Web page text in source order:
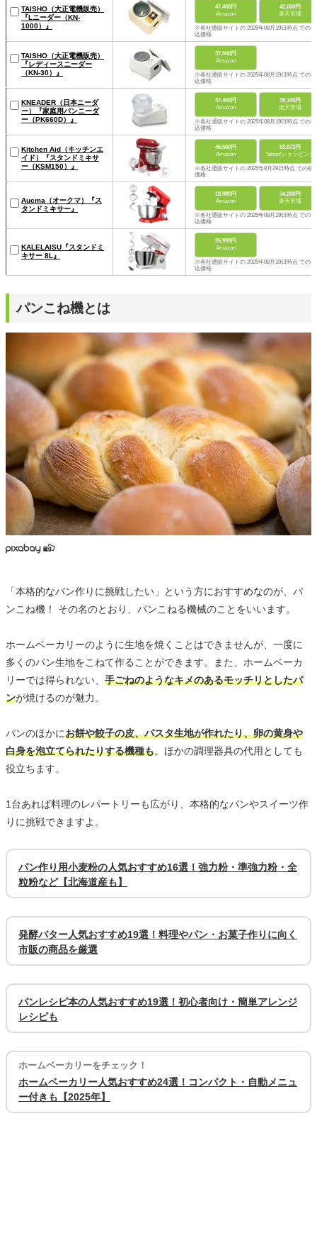
TAISHO（大正電機販売）
『Lニーダー（KN-
1000）』
47,400円
Amazon
42,600円
楽天市場
※各社通販サイトの 2025年08月19日時点 での税
込価格
TAISHO（大正電機販売）
『レディースニーダー
（KN-30）』
37,000円
Amazon
※各社通販サイトの 2025年08月19日時点 での税
込価格
KNEADER（日本ニーダ
ー）『家庭用パンニーダ
ー（PK660D）』
37,400円
Amazon
39,100円
楽天市場
※各社通販サイトの 2025年08月19日時点 での税
込価格
Kitchen Aid（キッチンエ
イド）『スタンドミキサ
ー（KSM150）』
46,500円
Amazon
53,873円
Yahoo!ショッピング
※各社通販サイトの 2025年8月29日時点 での税
価格
Aucma（オークマ）『ス
タンドミキサー』
18,980円
Amazon
34,200円
楽天市場
※各社通販サイトの 2025年08月19日時点 での税
込価格
KALELAISU『スタンドミ
キサー 8L』
26,999円
Amazon
※各社通販サイトの 2025年08月19日時点 での税
込価格
パンこね機とは
「本格的なパン作りに挑戦したい」という方におすすめなのが、パ
ンこね機！ その名のとおり、パンこねる機械のことをいいます。
ホームベーカリーのように生地を焼くことはできませんが、一度に
多くのパン生地をこねて作ることができます。また、ホームベーカ
リーでは得られない、 手ごねのようなキメのあるモッチリとしたパ
ンが焼けるのが魅力。
パンのほかにお餅や餃子の皮、パスタ生地が作れたり、卵の黄身や
白身を泡立てられたりする機種も。ほかの調理器具の代用としても
役立ちます。
1台あれば料理のレパートリーも広がり、本格的なパンやスイーツ作
りに挑戦できますよ。
パン作り用小麦粉の人気おすすめ16選！強力粉・準強力粉・全
粒粉など【北海道産も】
発酵バター人気おすすめ19選！料理やパン・お菓子作りに向く
市販の商品を厳選
パンレシピ本の人気おすすめ19選！初心者向け・簡単アレンジ
レシピも
ホームベーカリーをチェック！
ホームベーカリー人気おすすめ24選！コンパクト・自動メニュ
ー付きも【2025年】